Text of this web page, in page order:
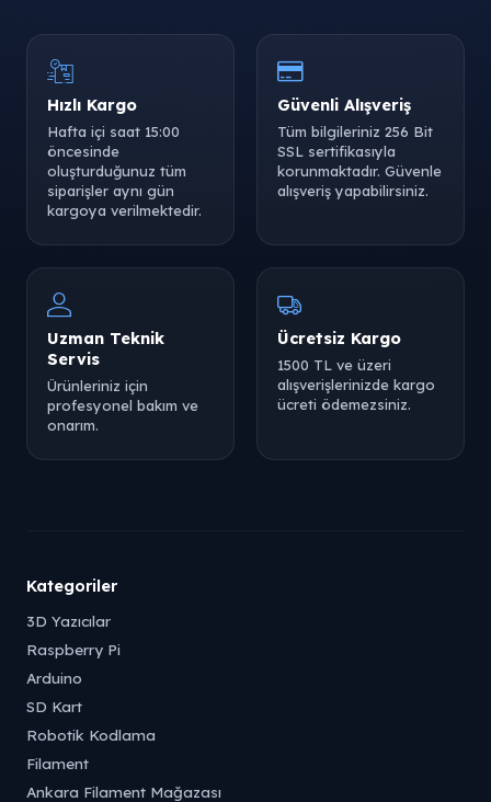
Hızlı Kargo
Hafta içi saat 15:00
öncesinde
oluşturduğunuz tüm
siparişler aynı gün
kargoya verilmektedir.
Güvenli Alışveriş
Tüm bilgileriniz 256 Bit
SSL sertifikasıyla
korunmaktadır. Güvenle
alışveriş yapabilirsiniz.
Uzman Teknik
Servis
Ürünleriniz için
profesyonel bakım ve
onarım.
Ücretsiz Kargo
1500 TL ve üzeri
alışverişlerinizde kargo
ücreti ödemezsiniz.
Kategoriler
3D Yazıcılar
Raspberry Pi
Arduino
SD Kart
Robotik Kodlama
Filament
Ankara Filament Mağazası